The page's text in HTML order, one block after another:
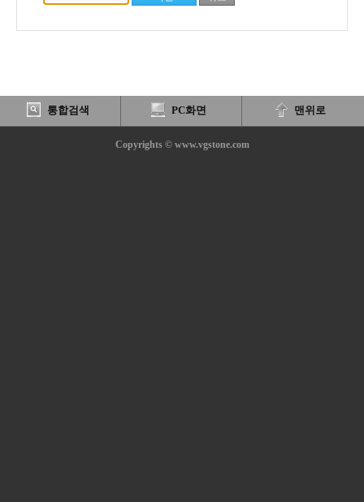
통합검색 PC화면 맨위로
Copyrights © www.vgstone.com